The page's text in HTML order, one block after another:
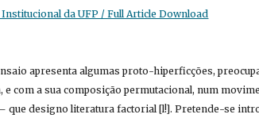
da UFP / Full Article Download
apresenta algumas proto-hiperficções,
com a sua composição permutacional, num
que designo literatura factorial [l!]. Pretende-se